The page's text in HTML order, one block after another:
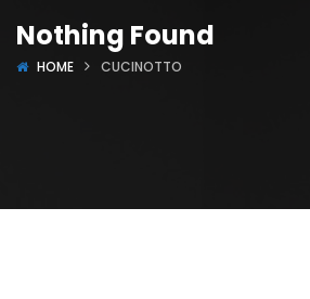
Nothing Found
HOME CUCINOTTO